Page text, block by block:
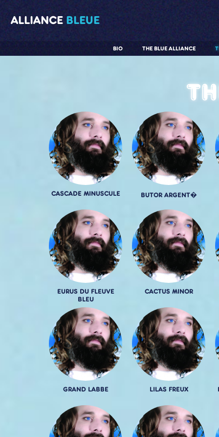
ALLIANCE BLEUE
THE BLUE ALLIANCE
BIO
CASCADE MINUSCULE BUTOR ARGENT�
EURUS DU FLEUVE
BLEU
CACTUS MINOR
GRAND LABBE LILAS FREUX